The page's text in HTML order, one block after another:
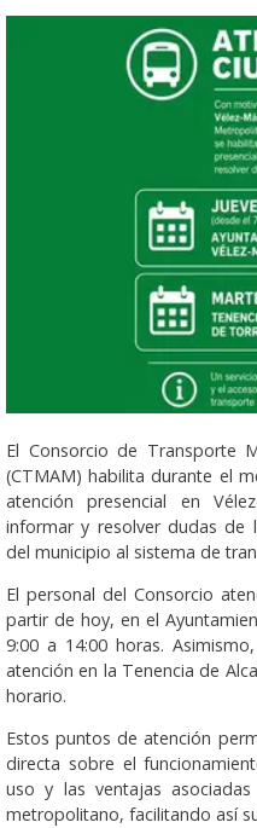
El Consorcio de Transporte
(CTMAM) habilita durante el
atención presencial en
informar y resolver dudas de
del municipio al sistema de
El personal del Consorcio
partir de hoy, en el
9:00 a 14:00 horas.
atención en la Tenencia de
horario.
Estos puntos de atención
directa sobre el
uso y las ventajas
metropolitano, facilitando así